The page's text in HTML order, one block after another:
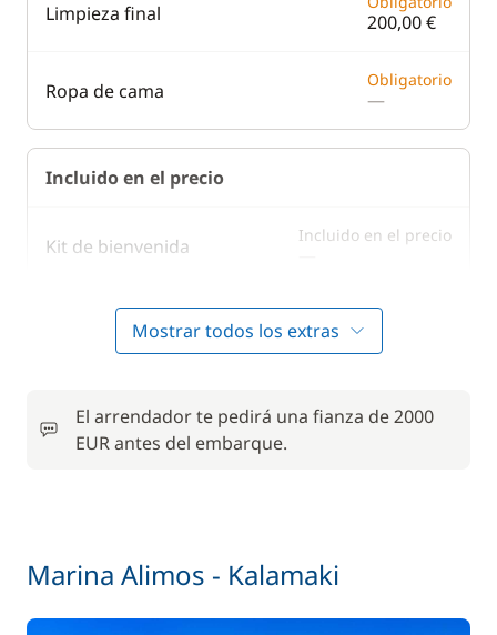
Limpieza final 200,00 €
Ropa de cama Obligatorio
—
Incluido en el precio
Kit de bienvenida Incluido en el precio
Patrón (comidas no incluidas) / noche
Mostrar todos los extras
El arrendador te pedirá una fianza de 2000
EUR antes del embarque.
Marina Alimos - Kalamaki